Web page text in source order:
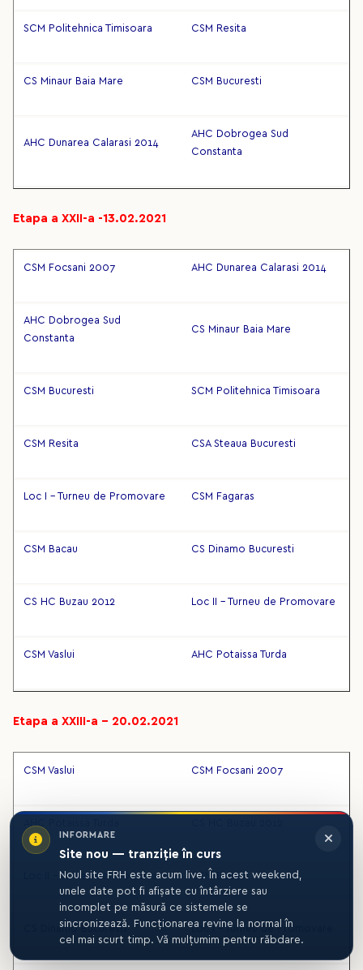
SCM Politehnica Timisoara CSM Resita
CS Minaur Baia Mare CSM Bucuresti
AHC Dunarea Calarasi 2014
AHC Dobrogea Sud
Constanta
Etapa a XXII-a -13.02.2021
CSM Focsani 2007 AHC Dunarea Calarasi 2014
AHC Dobrogea Sud
Constanta
CS Minaur Baia Mare
CSM Bucuresti SCM Politehnica Timisoara
CSM Resita CSA Steaua Bucuresti
Loc I - Turneu de Promovare CSM Fagaras
CSM Bacau CS Dinamo Bucuresti
CS HC Buzau 2012 Loc II - Turneu de Promovare
CSM Vaslui AHC Potaissa Turda
Etapa a XXIII-a – 20.02.2021
CSM Vaslui CSM Focsani 2007
AHC Potaissa Turda
Loc II - Turneu de Promovare CSM Bacau
CS Dinamo Bucuresti Loc I - Turneu de Promovare
INFORMARE
Site nou — tranziție în curs
Noul site FRH este acum live. În acest weekend,
unele date pot fi afișate cu întârziere sau
incomplet pe măsură ce sistemele se
sincronizează. Funcționarea revine la normal în
cel mai scurt timp. Vă mulțumim pentru răbdare.